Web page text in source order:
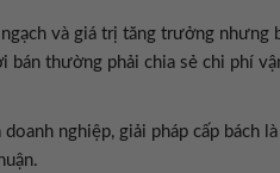
và giá trị tăng trưởng nhưng
bán thường phải chia sẻ chi phí
doanh nghiệp, giải pháp cấp